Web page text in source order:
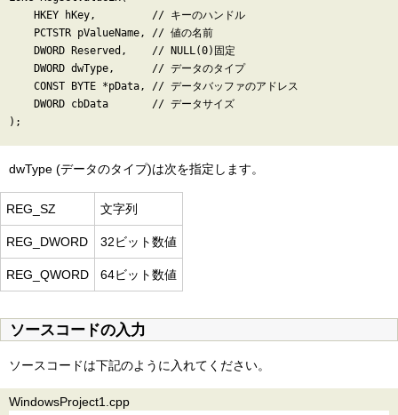
    HKEY hKey,         // キーのハンドル
    PCTSTR pValueName, // 値の名前
    DWORD Reserved,    // NULL(0)固定
    DWORD dwType,      // データのタイプ
    CONST BYTE *pData, // データバッファのアドレス
    DWORD cbData       // データサイズ
dwType (データのタイプ)は次を指定します。
REG_SZ 文字列
REG_DWORD 32ビット数値
REG_QWORD 64ビット数値
ソースコードの入力
ソースコードは下記のように入れてください。
WindowsProject1.cpp